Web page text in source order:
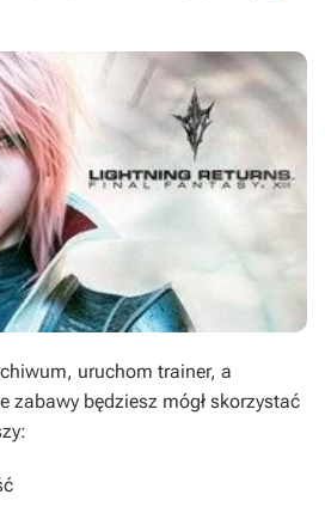
uruchom trainer, a
zabawy będziesz mógł skorzystać